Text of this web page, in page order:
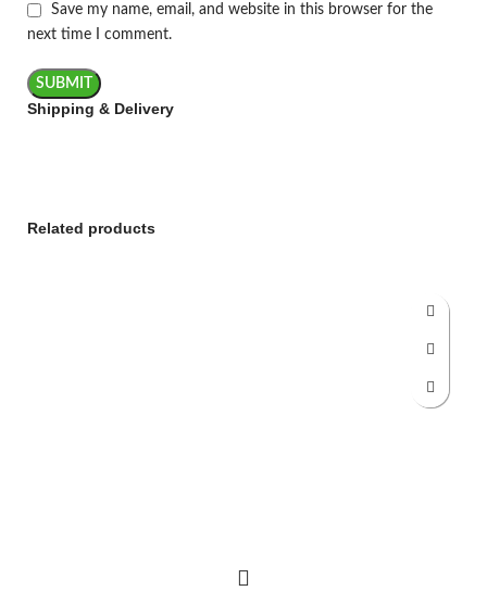
Save my name, email, and website in this browser for the
next time I comment.
Shipping & Delivery
Related products